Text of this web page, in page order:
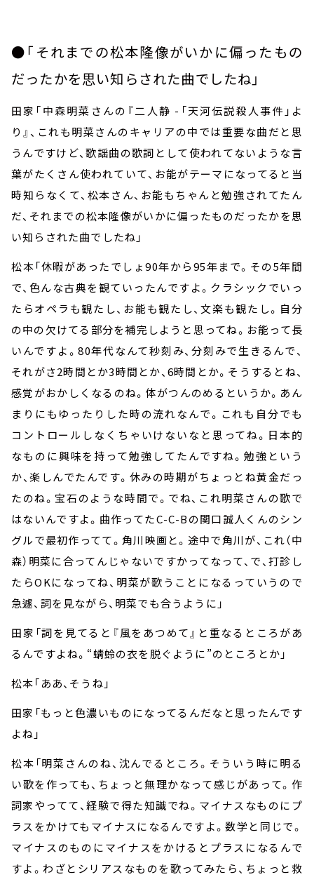
●「それまでの松本隆像がいかに偏ったもの
だったかを思い知らされた曲でしたね」
田家「中森明菜さんの『二人静 - 「天河伝説殺人事件」よ
り』、これも明菜さんのキャリアの中では重要な曲だと思
うんですけど、歌謡曲の歌詞として使われてないような言
葉がたくさん使われていて、お能がテーマになってると当
時知らなくて、松本さん、お能もちゃんと勉強されてたん
だ、それまでの松本隆像がいかに偏ったものだったかを思
い知らされた曲でしたね」
松本「休暇があったでしょ90年から95年まで。その5年間
で、色んな古典を観ていったんですよ。クラシックでいっ
たらオペラも観たし、お能も観たし、文楽も観たし。自分
の中の欠けてる部分を補完しようと思ってね。お能って長
いんですよ。80年代なんて秒刻み、分刻みで生きるんで、
それがさ2時間とか3時間とか、6時間とか。そうするとね、
感覚がおかしくなるのね。体がつんのめるというか。あん
まりにもゆったりした時の流れなんで。これも自分でも
コントロールしなくちゃいけないなと思ってね。日本的
なものに興味を持って勉強してたんですね。勉強という
か、楽しんでたんです。休みの時期がちょっとね黄金だっ
たのね。宝石のような時間で。でね、これ明菜さんの歌で
はないんですよ。曲作ってたC-C-Bの関口誠人くんのシン
グルで最初作ってて。角川映画と。途中で角川が、これ（中
森）明菜に合ってんじゃないですかってなって、で、打診し
たらOKになってね、明菜が歌うことになるっていうので
急遽、詞を見ながら、明菜でも合うように」
田家「詞を見てると『風をあつめて』と重なるところがあ
るんですよね。“蜻蛉の衣を脱ぐように”のところとか」
松本「ああ、そうね」
田家「もっと色濃いものになってるんだなと思ったんです
よね」
松本「明菜さんのね、沈んでるところ。そういう時に明る
い歌を作っても、ちょっと無理かなって感じがあって。作
詞家やってて、経験で得た知識でね。マイナスなものにプ
ラスをかけてもマイナスになるんですよ。数学と同じで。
マイナスのものにマイナスをかけるとプラスになるんで
すよ。わざとシリアスなものを歌ってみたら、ちょっと救